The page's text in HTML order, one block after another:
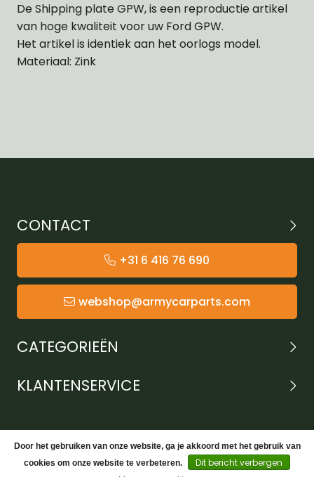
De Shipping plate GPW, is een reproductie artikel
van hoge kwaliteit voor uw Ford GPW.
Het artikel is identiek aan het oorlogs model.
Materiaal: Zink
CONTACT
+31 6 416 76 690
webshop@armycarparts.com
CATEGORIEËN
KLANTENSERVICE
Door het gebruiken van onze website, ga je akkoord met het gebruik van
cookies om onze website te verbeteren.
Dit bericht verbergen